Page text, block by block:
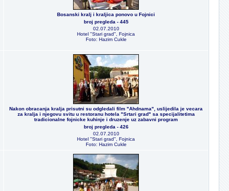
Bosanski kralj i kraljica ponovo u Fojnici
broj pregleda - 445
02.07.2010
Hotel "Stari grad", Fojnica
Foto: Hazim Cukle
Nakon obracanja kralja prisutni su odgledali film "Ahdnama", uslijedila je vecara
za kralja i njegovu svitu u restoranu hotela "Srtari grad" sa specijalitetima
tradicionalne fojnicke kuhinje i druzenje uz zabavni program
broj pregleda - 426
02.07.2010
Hotel "Stari grad", Fojnica
Foto: Hazim Cukle